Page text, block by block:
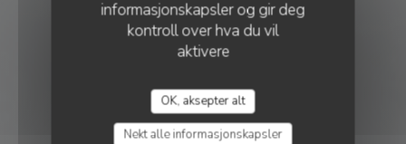
informasjonskapsler og gir deg
kontroll over hva du vil
aktivere
OK, aksepter alt
Nekt alle informasjonskapsler
AMMAZZA